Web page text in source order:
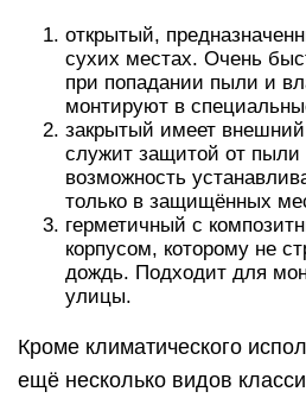
открытый,
сухих местах. Очень
при попадании пыли и
монтируют в
закрытый имеет
служит защитой от пыли
возможность
только в защищённых
герметичный с
корпусом, которому не
дождь. Подходит для
улицы.
Кроме климатического
ещё несколько видов